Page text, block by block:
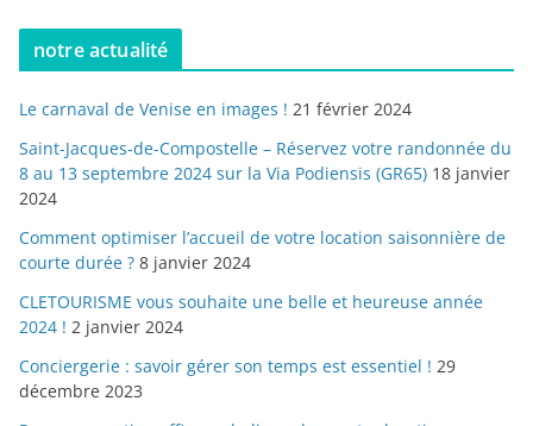
notre actualité
Le carnaval de Venise en images ! 21 février 2024
Saint-Jacques-de-Compostelle – Réservez votre randonnée du
8 au 13 septembre 2024 sur la Via Podiensis (GR65) 18 janvier
2024
Comment optimiser l’accueil de votre location saisonnière de
courte durée ? 8 janvier 2024
CLETOURISME vous souhaite une belle et heureuse année
2024 ! 2 janvier 2024
Conciergerie : savoir gérer son temps est essentiel ! 29
décembre 2023